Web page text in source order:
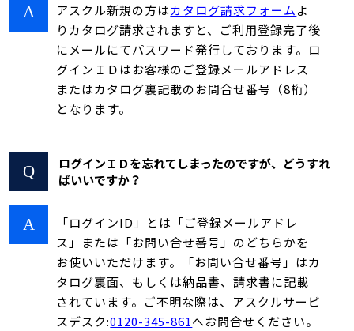
アスクル新規の方はカタログ請求フォームよ
りカタログ請求されますと、ご利用登録完了後
にメールにてパスワード発行しております。ロ
グインＩＤはお客様のご登録メールアドレス
またはカタログ裏記載のお問合せ番号（8桁）
となります。
ログインＩＤを忘れてしまったのですが、どうすれ
ばいいですか？
「ログインID」とは「ご登録メールアドレ
ス」または「お問い合せ番号」のどちらかを
お使いいただけます。「お問い合せ番号」はカ
タログ裏面、もしくは納品書、請求書に記載
されています。ご不明な際は、アスクルサービ
スデスク:0120-345-861へお問合せください。